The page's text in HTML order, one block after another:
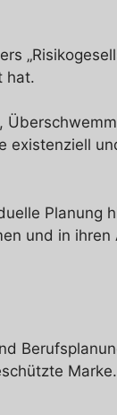
hat.
existenziell
Planung
und in ihren
Marke.